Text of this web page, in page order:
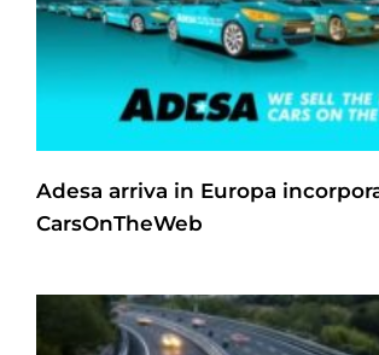
Adesa arriva in Europa
CarsOnTheWeb